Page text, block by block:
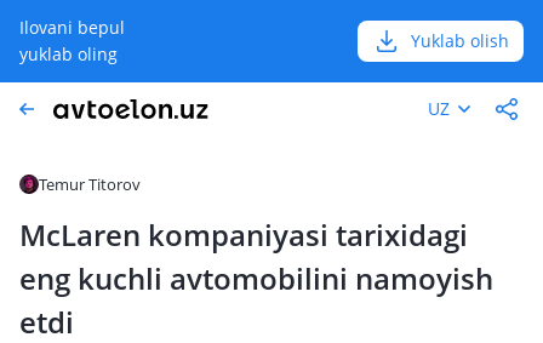
Ilovani bepul
yuklab oling
Yuklab olish
UZ
Temur Titorov
McLaren kompaniyasi tarixidagi
eng kuchli avtomobilini namoyish
etdi